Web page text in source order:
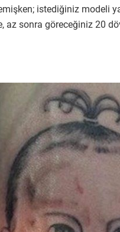
istediğiniz
az sonra göreceğiniz 20